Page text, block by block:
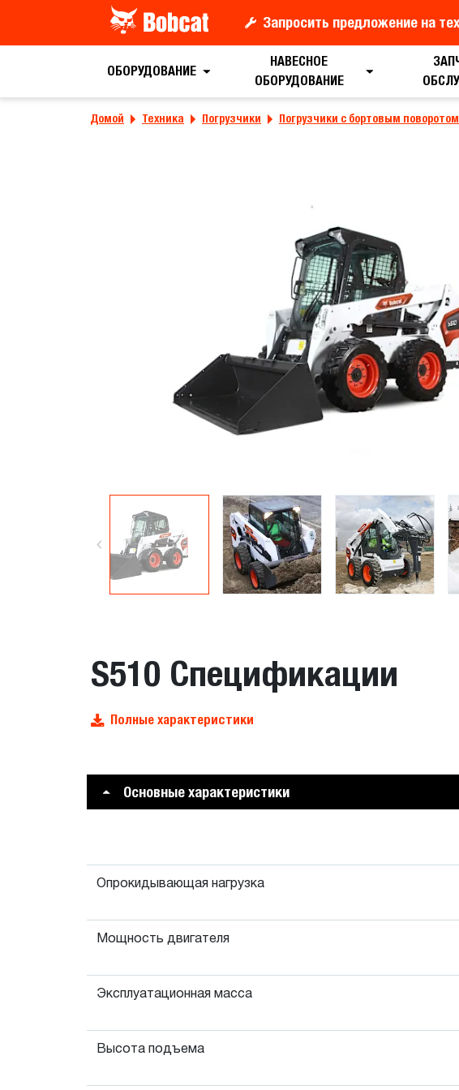
Запросить предложение на
ОБОРУДОВАНИЕ
НАВЕСНОЕ
ОБОРУДОВАНИЕ
Домой Техника Погрузчики Погрузчики с бортовым поворотом
S510 Спецификации
Полные характеристики
Основные характеристики
Опрокидывающая нагрузка
Мощность двигателя
Эксплуатационная масса
Высота подъема
Запрос цены Поиск